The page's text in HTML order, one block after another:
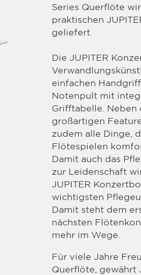
Series Querflöte
praktischen
geliefert.
Die JUPITER
einfachen
Notenpult mit
Grifftabelle. Neben
großartigen
zudem alle Dinge,
Flötespielen
Damit auch das
zur Leidenschaft
JUPITER
wichtigsten
Damit steht dem
nächsten
mehr im Wege.
Für viele Jahre
Querflöte, gewährt